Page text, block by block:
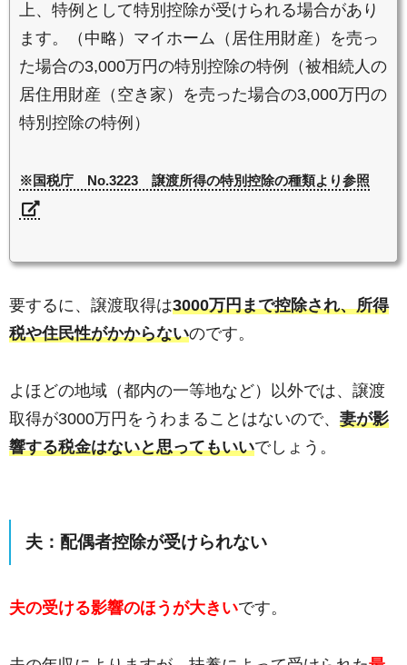
上、特例として特別控除が受けられる場合があり
ます。（中略）マイホーム（居住用財産）を売っ
た場合の3,000万円の特別控除の特例（被相続人の
居住用財産（空き家）を売った場合の3,000万円の
特別控除の特例）
※国税庁 No.3223 譲渡所得の特別控除の種類より参照
要するに、譲渡取得は3000万円まで控除され、所得
税や住民性がかからないのです。
よほどの地域（都内の一等地など）以外では、譲渡
取得が3000万円をうわまることはないので、 妻が影
響する税金はないと思ってもいいでしょう。
夫： 配偶者控除が受けられない
夫の受ける影響のほうが大きいです。